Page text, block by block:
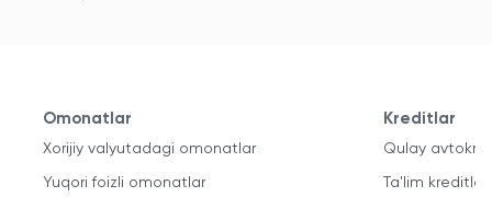
Omonatlar
Xorijiy valyutadagi omonatlar
Yuqori foizli omonatlar
Kreditlar
Qulay
Ta'lim kreditlari